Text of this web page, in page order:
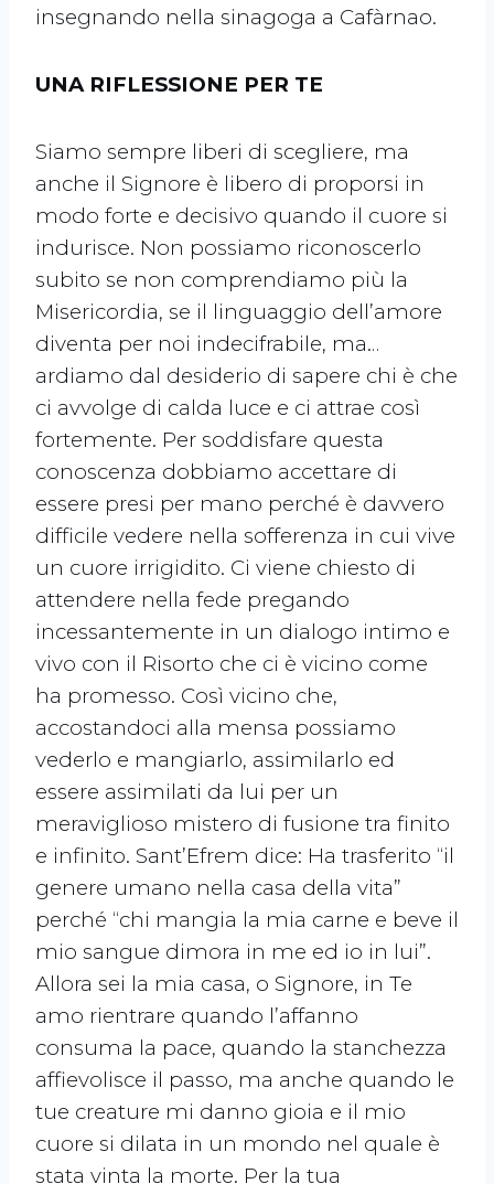
insegnando nella sinagoga a Cafàrnao.
UNA RIFLESSIONE PER TE
Siamo sempre liberi di scegliere, ma
anche il Signore è libero di proporsi in
modo forte e decisivo quando il cuore si
indurisce. Non possiamo riconoscerlo
subito se non comprendiamo più la
Misericordia, se il linguaggio dell’amore
diventa per noi indecifrabile, ma…
ardiamo dal desiderio di sapere chi è che
ci avvolge di calda luce e ci attrae così
fortemente. Per soddisfare questa
conoscenza dobbiamo accettare di
essere presi per mano perché è davvero
difficile vedere nella sofferenza in cui vive
un cuore irrigidito. Ci viene chiesto di
attendere nella fede pregando
incessantemente in un dialogo intimo e
vivo con il Risorto che ci è vicino come
ha promesso. Così vicino che,
accostandoci alla mensa possiamo
vederlo e mangiarlo, assimilarlo ed
essere assimilati da lui per un
meraviglioso mistero di fusione tra finito
e infinito. Sant’Efrem dice: Ha trasferito “il
genere umano nella casa della vita”
perché “chi mangia la mia carne e beve il
mio sangue dimora in me ed io in lui”.
Allora sei la mia casa, o Signore, in Te
amo rientrare quando l’affanno
consuma la pace, quando la stanchezza
affievolisce il passo, ma anche quando le
tue creature mi danno gioia e il mio
cuore si dilata in un mondo nel quale è
stata vinta la morte. Per la tua